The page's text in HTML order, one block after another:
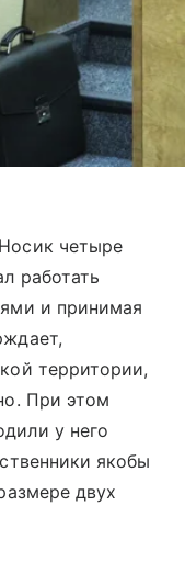
четыре
работать
и принимая
территории,
При этом
у него
якобы
двух